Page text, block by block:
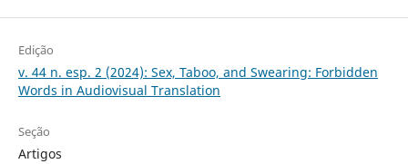
Edição
v. 44 n. esp. 2 (2024): Sex, Taboo, and Swearing: Forbidden
Words in Audiovisual Translation
Seção
Artigos